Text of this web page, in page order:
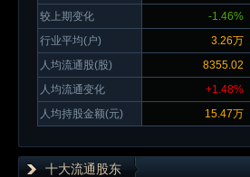
较上期变化
行业平均(户)
人均流通股(股)
人均流通变化
人均持股金额(元)
-1.46%
3.26万
8355.02
+1.48%
15.47万
十大流通股东